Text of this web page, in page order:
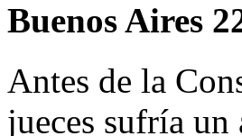
Buenos Aires
Antes de la
jueces sufría